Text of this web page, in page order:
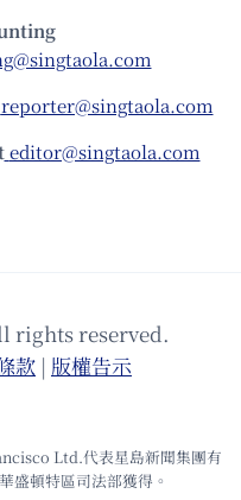
reporter@singtaola.com
editor@singtaola.com
rights reserved.
款 | 版權告⽰
Ltd.代表星島新聞集團有
盛頓特區司法部獲得。